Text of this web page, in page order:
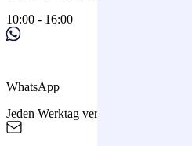
10:00 - 16:00
WhatsApp
Jeden Werktag verfügbar